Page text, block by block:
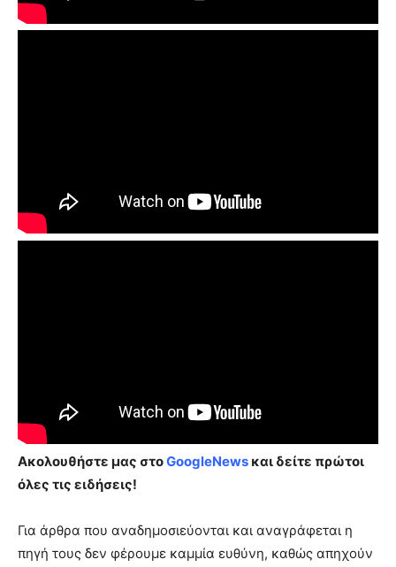
Ακολουθήστε μας στοGoogleNews και δείτε πρώτοι
όλες τις ειδήσεις!
Για άρθρα που αναδημοσιεύονται και αναγράφεται η
πηγή τους δεν φέρουμε καμμία ευθύνη, καθώς απηχούν